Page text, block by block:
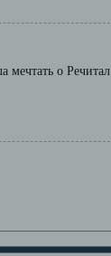
мечтать о Речитал